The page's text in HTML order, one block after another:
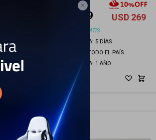

299 USD 269
ENVIO GRATIS
GARANTÍA: 1 AÑO
GARANTÍA: 5 DÍAS
ENVÍO A TODO EL PAÍS